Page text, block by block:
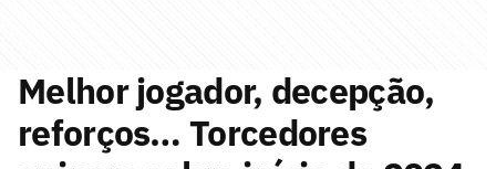
Melhor jogador, decepção,
reforços… Torcedores